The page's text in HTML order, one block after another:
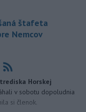
štafeta
Nemcov
Horskej
v sobotu dopoludnia
si členok.